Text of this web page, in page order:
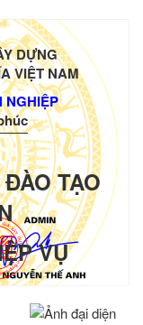
DỰNG
VIỆT NAM
NGHIỆP
TẠO
VỤ